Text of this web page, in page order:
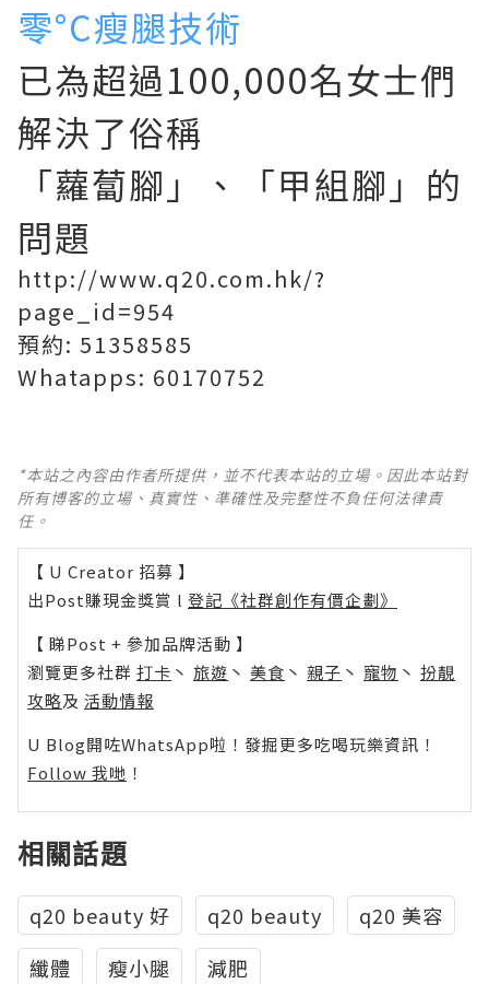
零°C瘦腿技術
已為超過100,000名女士們
解決了俗稱
「蘿蔔腳」、「甲組腳」的
問題
http://www.q20.com.hk/?
page_id=954
預約: 51358585
Whatapps: 60170752
*本站之內容由作者所提供，並不代表本站的立場。因此本站對
所有博客的立場、真實性、準確性及完整性不負任何法律責
任。
【 U Creator 招募 】
出Post賺現金獎賞 l 登記《社群創作有價企劃》
【 睇Post + 參加品牌活動 】
瀏覽更多社群 打卡 丶 旅遊 丶 美食 丶 親子 丶 寵物 丶 扮靚
攻略及 活動情報
U Blog開咗WhatsApp啦！發掘更多吃喝玩樂資訊！
Follow 我哋 ！
相關話題
q20 beauty 好 q20 beauty
q20 美容
纖體
瘦小腿
減肥